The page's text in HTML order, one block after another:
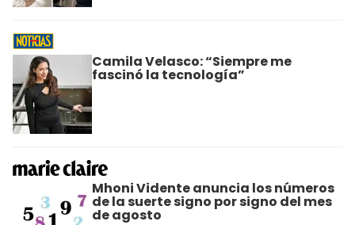
Camila Velasco: “Siempre me
fascinó la tecnología”
Mhoni Vidente anuncia los números
de la suerte signo por signo del mes
de agosto